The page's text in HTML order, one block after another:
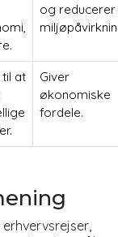
og reducerer
at
Giver
økonomiske
fordele.